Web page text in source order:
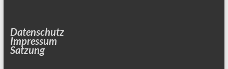
Datenschutz
Impressum
Satzung